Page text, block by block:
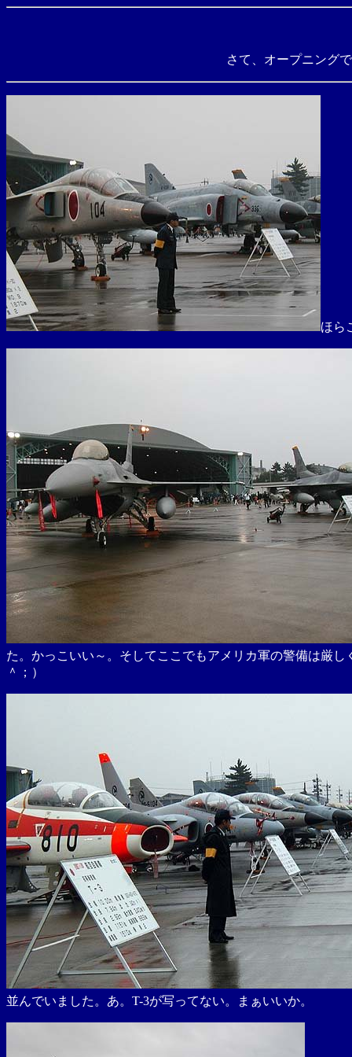
さて、オープニング
ほら
た。かっこいい～。そしてここでもアメリカ軍の警備は厳
＾；）
並んでいました。あ。T-3が写ってない。まぁいいか。